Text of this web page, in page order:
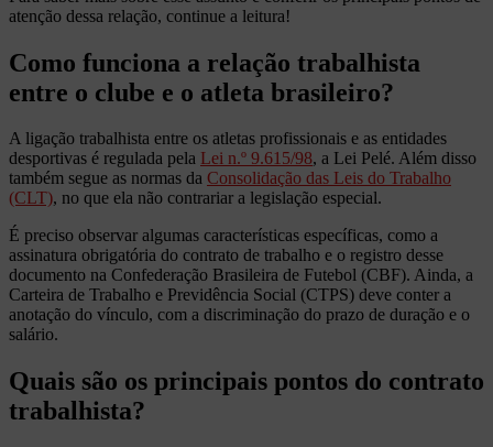
atenção dessa relação, continue a leitura!
Como funciona a relação trabalhista
entre o clube e o atleta brasileiro?
A ligação trabalhista entre os atletas profissionais e as entidades
desportivas é regulada pela Lei n.º 9.615/98, a Lei Pelé. Além disso
também segue as normas da Consolidação das Leis do Trabalho
(CLT), no que ela não contrariar a legislação especial.
É preciso observar algumas características específicas, como a
assinatura obrigatória do contrato de trabalho e o registro desse
documento na Confederação Brasileira de Futebol (CBF). Ainda, a
Carteira de Trabalho e Previdência Social (CTPS) deve conter a
anotação do vínculo, com a discriminação do prazo de duração e o
salário.
Quais são os principais pontos do contrato
trabalhista?